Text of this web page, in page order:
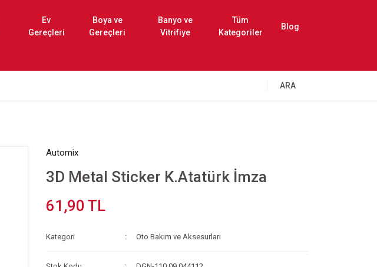
Ev
Gereçleri
Boya ve
Gereçleri
Banyo ve
Vitrifiye
Tüm
Kategoriler
Blog
ARA
Automix
3D Metal Sticker K.Atatürk İmza
61,90 TL
Kategori Oto Bakım ve Aksesurları